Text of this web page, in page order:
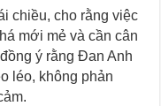
chiều, cho rằng việc
mới mẻ và cần cân
ý rằng Đan Anh
léo, không phản